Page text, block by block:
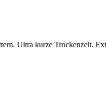
Ultra kurze Trockenzeit.